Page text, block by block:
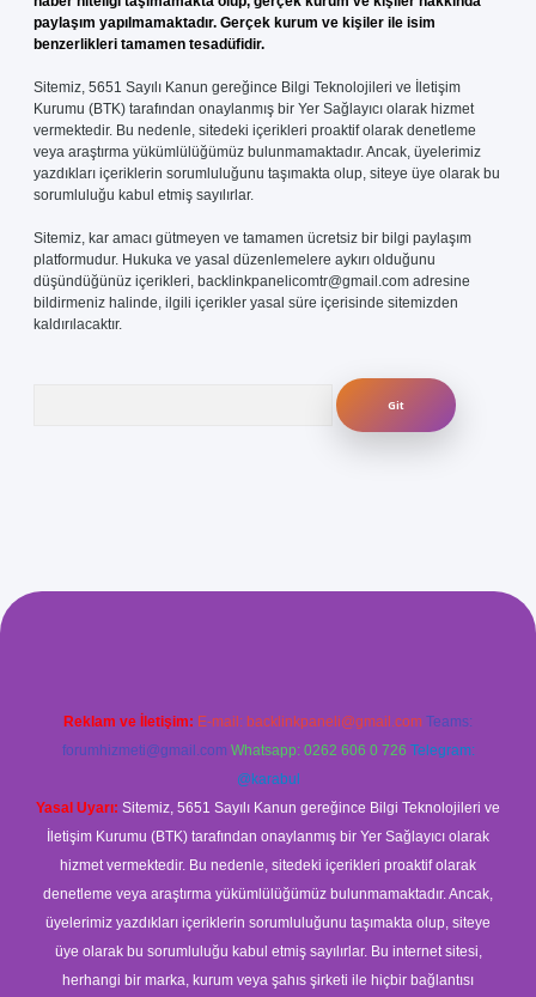
paylaşım yapılmamaktadır. Gerçek kurum ve kişiler ile isim
benzerlikleri tamamen tesadüfidir.
Sitemiz, 5651 Sayılı Kanun gereğince Bilgi Teknolojileri ve İletişim
Kurumu (BTK) tarafından onaylanmış bir Yer Sağlayıcı olarak hizmet
vermektedir. Bu nedenle, sitedeki içerikleri proaktif olarak denetleme
veya araştırma yükümlülüğümüz bulunmamaktadır. Ancak, üyelerimiz
yazdıkları içeriklerin sorumluluğunu taşımakta olup, siteye üye olarak bu
sorumluluğu kabul etmiş sayılırlar.
Sitemiz, kar amacı gütmeyen ve tamamen ücretsiz bir bilgi paylaşım
platformudur. Hukuka ve yasal düzenlemelere aykırı olduğunu
düşündüğünüz içerikleri, backlinkpanelicomtr@gmail.com adresine
bildirmeniz halinde, ilgili içerikler yasal süre içerisinde sitemizden
kaldırılacaktır.
betexper güvenilir mi
Reklam ve İletişim: E-mail: backlinkpaneli@gmail.com Teams:
forumhizmeti@gmail.com Whatsapp: 0262 606 0 726 Telegram:
@karabul
Yasal Uyarı: Sitemiz, 5651 Sayılı Kanun gereğince Bilgi Teknolojileri ve
İletişim Kurumu (BTK) tarafından onaylanmış bir Yer Sağlayıcı olarak
hizmet vermektedir. Bu nedenle, sitedeki içerikleri proaktif olarak
denetleme veya araştırma yükümlülüğümüz bulunmamaktadır. Ancak,
üyelerimiz yazdıkları içeriklerin sorumluluğunu taşımakta olup, siteye
üye olarak bu sorumluluğu kabul etmiş sayılırlar. Bu internet sitesi,
herhangi bir marka, kurum veya şahıs şirketi ile hiçbir bağlantısı